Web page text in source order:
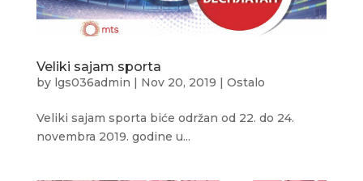
Veliki sajam sporta
by lgs036admin | Nov 20, 2019 | Ostalo
Veliki sajam sporta biće održan od 22. do 24.
novembra 2019. godine u...